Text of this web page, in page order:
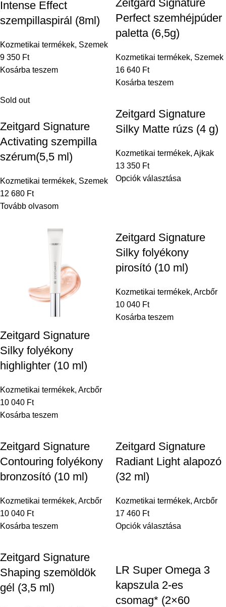
Intense Effect
szempillaspirál (8ml)
Kozmetikai termékek, Szemek
9 350 Ft
Kosárba teszem
Zeitgard Signature
Perfect szemhéjpúder
paletta (6,5g)
Kozmetikai termékek, Szemek
16 640 Ft
Kosárba teszem
Sold out
Zeitgard Signature
Activating szempilla
szérum(5,5 ml)
Kozmetikai termékek, Szemek
12 680 Ft
Tovább olvasom
Zeitgard Signature
Silky Matte rúzs (4 g)
Kozmetikai termékek, Ajkak
13 350 Ft
Opciók választása
Zeitgard Signature
Silky folyékony
highlighter (10 ml)
Kozmetikai termékek, Arcbőr
10 040 Ft
Kosárba teszem
Zeitgard Signature
Silky folyékony
pirosító (10 ml)
Kozmetikai termékek, Arcbőr
10 040 Ft
Kosárba teszem
Zeitgard Signature
Contouring folyékony
bronzosító (10 ml)
Kozmetikai termékek, Arcbőr
10 040 Ft
Kosárba teszem
Zeitgard Signature
Radiant Light alapozó
(32 ml)
Kozmetikai termékek, Arcbőr
17 460 Ft
Opciók választása
Zeitgard Signature
Shaping szemöldök
gél (3,5 ml)
LR Super Omega 3
kapszula 2-es
csomag* (2×60